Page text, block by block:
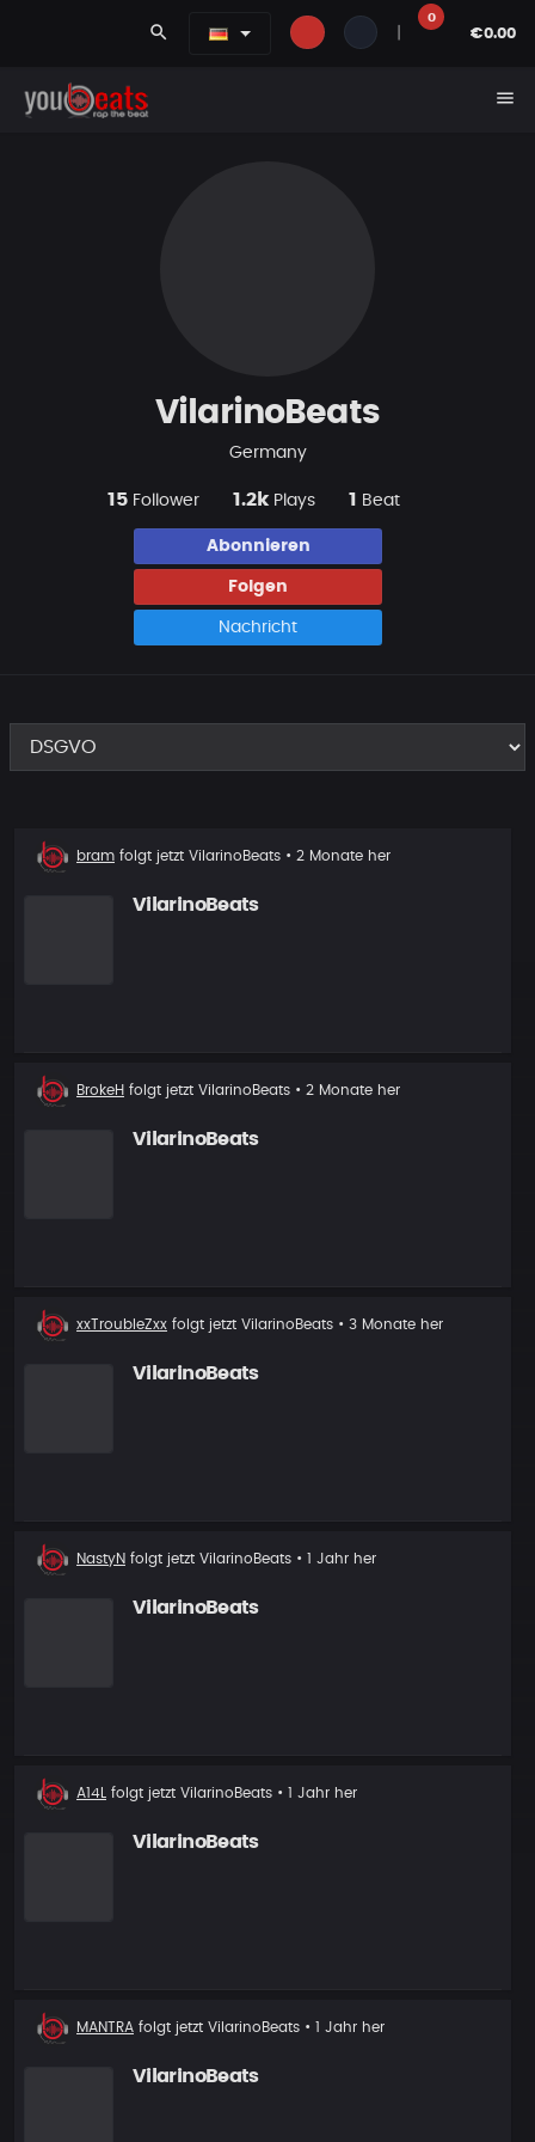
search
0
€0.00
menu
VilarinoBeats
Germany
15 Follower 1.2k Plays 1 Beat
Abonnieren
Folgen
Nachricht
Neuer
bram folgt jetzt VilarinoBeats • 2 Monate her
VilarinoBeats
Neuer
BrokeH folgt jetzt VilarinoBeats • 2 Monate her
VilarinoBeats
Neuer
xxTroubleZxx folgt jetzt VilarinoBeats • 3 Monate her
VilarinoBeats
Neuer
Follower
NastyN folgt jetzt VilarinoBeats • 1 Jahr her
VilarinoBeats
Neuer
Follower
A14L folgt jetzt VilarinoBeats • 1 Jahr her
VilarinoBeats
Neuer
MANTRA folgt jetzt VilarinoBeats • 1 Jahr her
VilarinoBeats